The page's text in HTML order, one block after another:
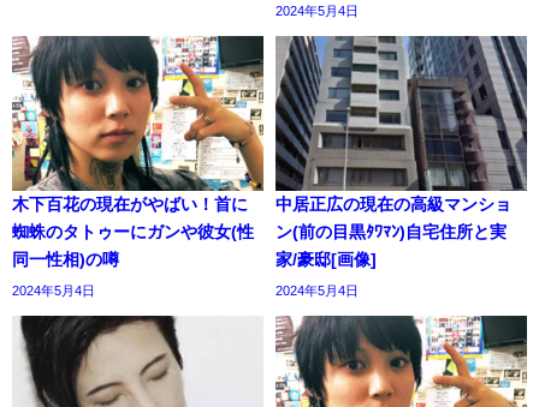
2024年5月4日
木下百花の現在がやばい！首に
蜘蛛のタトゥーにガンや彼女(性
同一性相)の噂
2024年5月4日
中居正広の現在の高級マンショ
ン(前の目黒ﾀﾜﾏﾝ)自宅住所と実
家/豪邸[画像]
2024年5月4日